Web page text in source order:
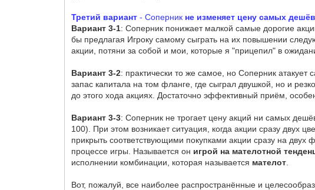
Третий вариант - Соперник не изменяет цену самых
Вариант 3-1: Соперник понижает малкой самые дорогие
бы предлагая Игроку самому сыграть на их повышении
акции, потяни за собой и мои, которые я "прицепил" в
Вариант 3-2: практически то же самое, но Соперник атакует
запас капитала на том фланге, где сыграл двушкой, но и
до этого хода акциях. Достаточно эффективный приём,
Вариант 3-3: Соперник не трогает цену акций ни самых
100). При этом возникает ситуация, когда акции сразу двух
прикрыть соответствующими покупками акции сразу на
процессе игры. Называется он игрой на мателотной
исполнении комбинации, которая называется мателот
Вот, пожалуй, все наиболее распространённые и